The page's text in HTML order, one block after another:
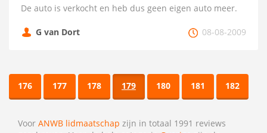
De auto is verkocht en heb dus geen eigen auto meer.
G van Dort 08-08-2009
176 177 178 179 180 181 182
Voor ANWB lidmaatschap zijn in totaal 1991 reviews